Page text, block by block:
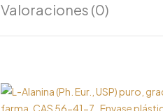
Valoraciones (0)